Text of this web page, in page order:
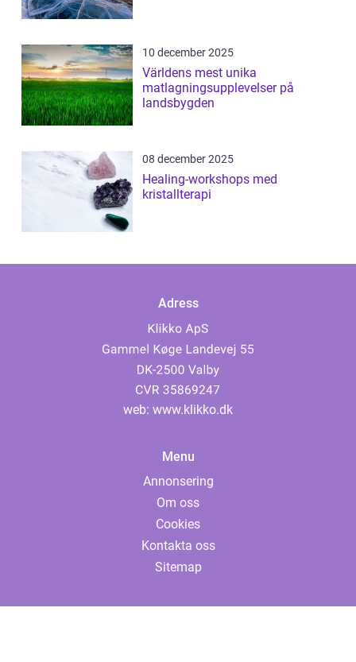
10 december 2025
Världens mest unika
matlagningsupplevelser på
landsbygden
08 december 2025
Healing-workshops med
kristallterapi
Adress
web: www.klikko.dk
Menu
Annonsering
Om oss
Cookies
Kontakta oss
Sitemap